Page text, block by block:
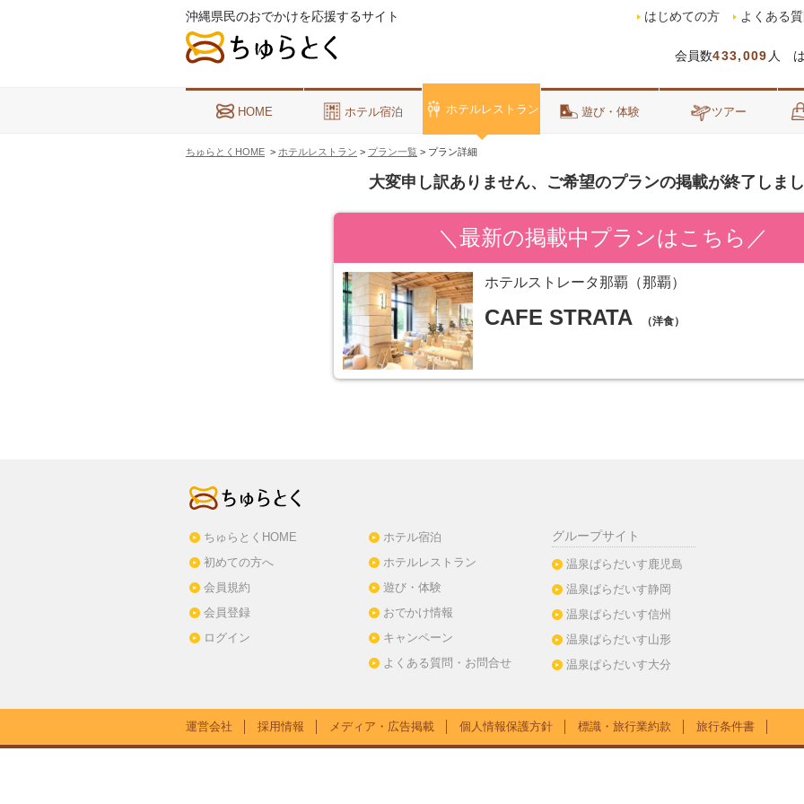
沖縄県民のおでかけを応援するサイト
会員数433,009 人 は
はじめての方 よくある
HOME ホテル宿泊 ホテルレストラン 遊び・体験 ツアー
ちゅらとくHOME > ホテルレストラン > プラン一覧 > プラン詳細
大変申し訳ありません、ご希望のプランの掲載が終了しまし
＼最新の掲載中プランはこちら／
ホテルストレータ那覇（那覇）
CAFE STRATA （洋食）
ちゅらとくHOME
初めての方へ
会員規約
会員登録
ログイン
ホテル宿泊
ホテルレストラン
遊び・体験
おでかけ情報
キャンペーン
よくある質問・お問合せ
グループサイト
温泉ぱらだいす鹿児島
温泉ぱらだいす静岡
温泉ぱらだいす信州
温泉ぱらだいす山形
温泉ぱらだいす大分
運営会社 採用情報 メディア・広告掲載 個人情報保護方針 標識・旅行業約款 旅行条件書